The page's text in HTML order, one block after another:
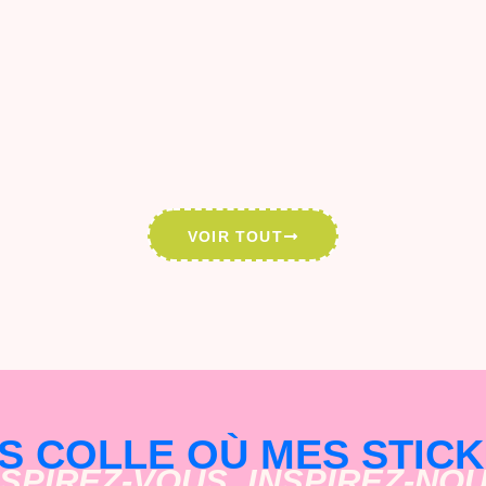
VOIR TOUT
COLLE OÙ MES